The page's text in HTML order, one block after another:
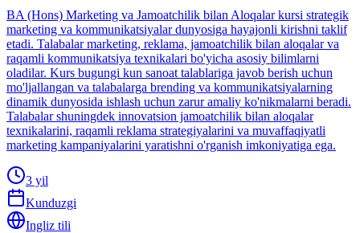
BA (Hons) Marketing va Jamoatchilik bilan Aloqalar kursi strategik
marketing va kommunikatsiyalar dunyosiga hayajonli kirishni taklif
etadi. Talabalar marketing, reklama, jamoatchilik bilan aloqalar va
raqamli kommunikatsiya texnikalari bo'yicha asosiy bilimlarni
oladilar. Kurs bugungi kun sanoat talablariga javob berish uchun
mo'ljallangan va talabalarga brending va kommunikatsiyalarning
dinamik dunyosida ishlash uchun zarur amaliy ko'nikmalarni beradi.
Talabalar shuningdek innovatsion jamoatchilik bilan aloqalar
texnikalarini, raqamli reklama strategiyalarini va muvaffaqiyatli
marketing kampaniyalarini yaratishni o'rganish imkoniyatiga ega.
3 yil
Kunduzgi
Ingliz tili